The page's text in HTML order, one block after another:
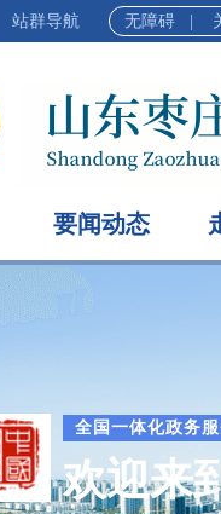
站群导航 无障碍
要闻动态
全国一体化政务
欢迎来